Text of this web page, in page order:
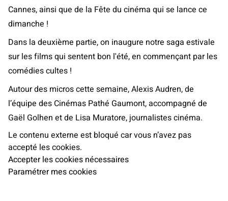
Cannes, ainsi que de la Fête du cinéma qui se lance ce
dimanche !
Dans la deuxième partie, on inaugure notre saga estivale
sur les films qui sentent bon l'été, en commençant par les
comédies cultes !
Autour des micros cette semaine, Alexis Audren, de
l’équipe des Cinémas Pathé Gaumont, accompagné de
Gaël Golhen et de Lisa Muratore, journalistes cinéma.
Le contenu externe est bloqué car vous n’avez pas
accepté les cookies.
Accepter les cookies nécessaires
Paramétrer mes cookies